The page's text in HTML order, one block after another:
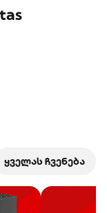
ყველას ჩვენება